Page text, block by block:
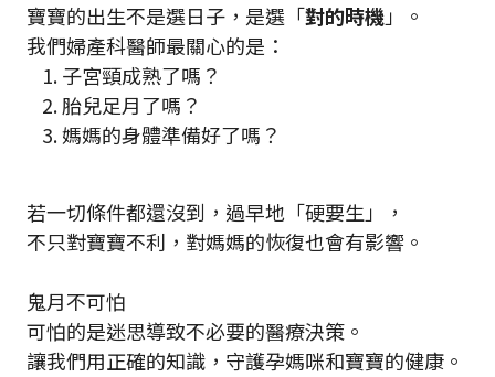
寶寶的出生不是選日子，是選「對的時機」。
我們婦產科醫師最關心的是：
子宮頸成熟了嗎？
胎兒足月了嗎？
媽媽的身體準備好了嗎？
若一切條件都還沒到，過早地「硬要生」，
不只對寶寶不利，對媽媽的恢復也會有影響。
鬼月不可怕
可怕的是迷思導致不必要的醫療決策。
讓我們用正確的知識，守護孕媽咪和寶寶的健康。